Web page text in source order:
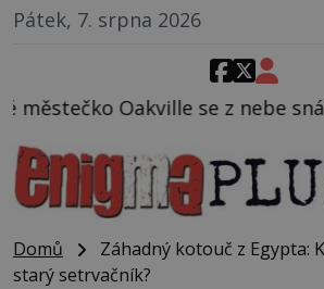
Pátek, 7. srpna 2026
z nebe snáší podivná rosolovitá
Domů
Záhadný kotouč z Egypta:
starý setrvačník?